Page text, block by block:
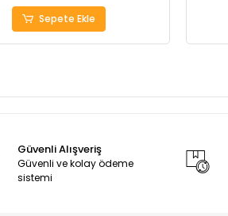
Sepete Ekle
Güvenli Alışveriş
Güvenli ve kolay ödeme
sistemi